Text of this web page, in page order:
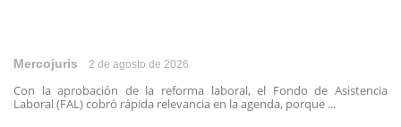
Mercojuris 2 de agosto de 2026
Con la aprobación de la reforma laboral, el Fondo de Asistencia
Laboral (FAL) cobró rápida relevancia en la agenda, porque ...